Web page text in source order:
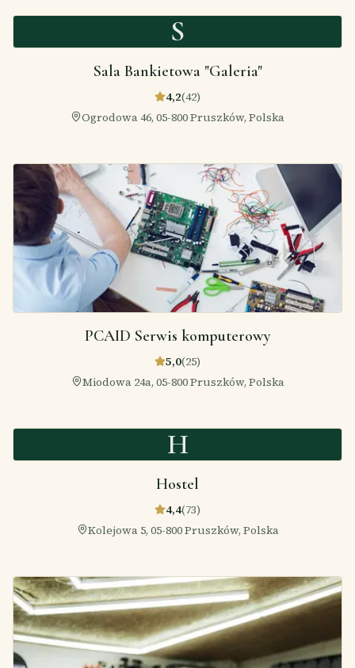
S
Sala Bankietowa "Galeria"
4,2(42)
Ogrodowa 46, 05-800 Pruszków, Polska
PCAID Serwis komputerowy
5,0(25)
Miodowa 24a, 05-800 Pruszków, Polska
H
Hostel
4,4(73)
Kolejowa 5, 05-800 Pruszków, Polska